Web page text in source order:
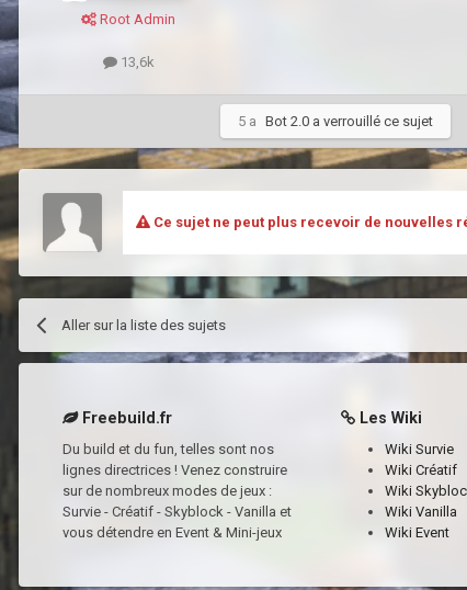
Root Admin
13,6k
5 a Bot 2.0 a verrouillé ce sujet
Ce sujet ne peut plus recevoir de nouvelles
Aller sur la liste des sujets
Freebuild.fr
Du build et du fun, telles sont nos
lignes directrices ! Venez construire
sur de nombreux modes de jeux :
Survie - Créatif - Skyblock - Vanilla et
vous détendre en Event & Mini-jeux
Les Wiki
Wiki Survie
Wiki Créatif
Wiki
Wiki Vanilla
Wiki Event